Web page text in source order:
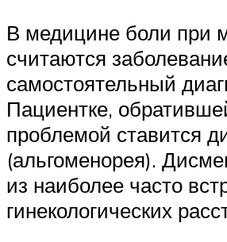
В медицине боли при
считаются
самостоятельный
Пациентке,
проблемой ставится
(альгоменорея).
из наиболее часто
гинекологических